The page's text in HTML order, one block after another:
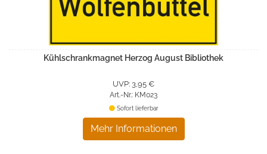
Kühlschrankmagnet Herzog August Bibliothek
UVP: 3,95 €
Art.-Nr.: KM023
Mehr Informationen
Sofort lieferbar